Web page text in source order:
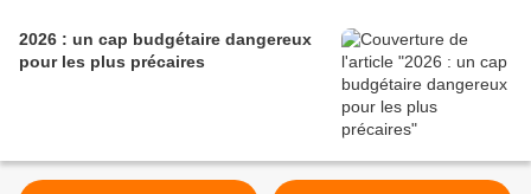
2026 : un cap budgétaire dangereux
pour les plus précaires